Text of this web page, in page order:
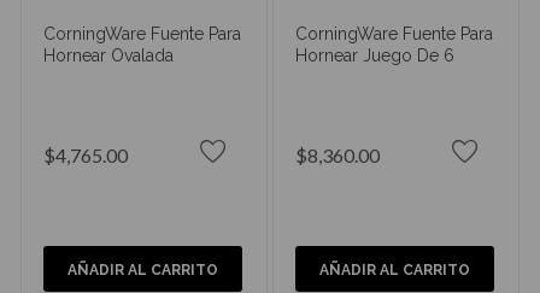
CorningWare Fuente Para
Hornear Ovalada
$4,765.00
AÑADIR AL CARRITO
CorningWare Fuente Para
Hornear Juego De 6
$8,360.00
AÑADIR AL CARRITO